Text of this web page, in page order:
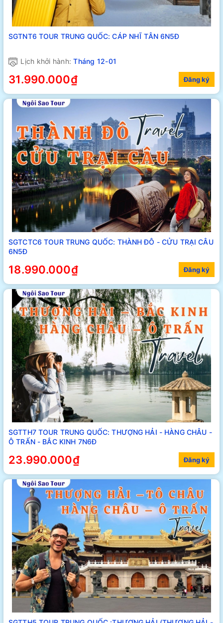
SGTNT6 TOUR TRUNG QUỐC: CÁP NHĨ TÂN 6N5Đ
Lịch khởi hành:Tháng 12-01
31.990.000₫ Đăng ký
SGTCTC6 TOUR TRUNG QUỐC: THÀNH ĐÔ - CỬU TRẠI CÂU
6N5Đ
18.990.000₫ Đăng ký
SGTTH7 TOUR TRUNG QUỐC: THƯỢNG HẢI - HÀNG CHÂU -
Ô TRẤN - BẮC KINH 7N6Đ
23.990.000₫ Đăng ký